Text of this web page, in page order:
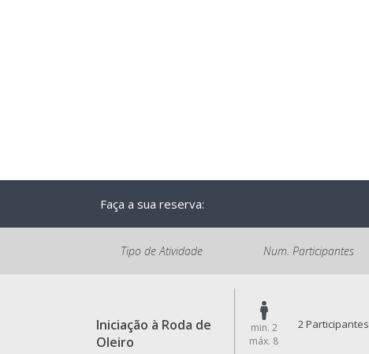
Faça a sua reserva:
Tipo de Atividade Num. Participantes
Iniciação à Roda de
Oleiro
min. 2
máx. 8
2 Participantes